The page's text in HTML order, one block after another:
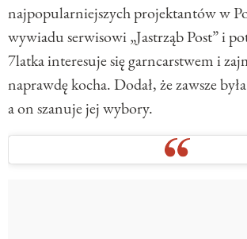
najpopularniejszych projektantów w
wywiadu serwisowi „Jastrząb Post” i
7latka interesuje się garncarstwem i
naprawdę kocha. Dodał, że zawsze
a on szanuje jej wybory.